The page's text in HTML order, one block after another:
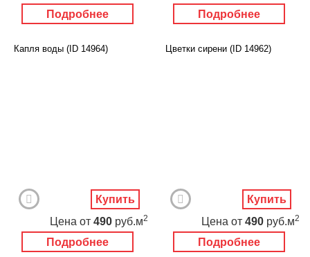
Подробнее Подробнее
Капля воды (ID 14964)
Подробнее
Цена от 490 руб.м2
Купить
Цветки сирени (ID 14962)
Подробнее
Цена от 490 руб.м2
Купить